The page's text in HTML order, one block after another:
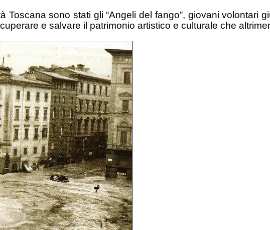
Toscana sono stati gli “Angeli del fango”, giovani volontari
e salvare il patrimonio artistico e culturale che